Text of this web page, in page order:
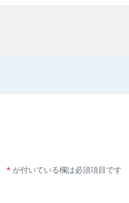
* が付いている欄は必須項目です